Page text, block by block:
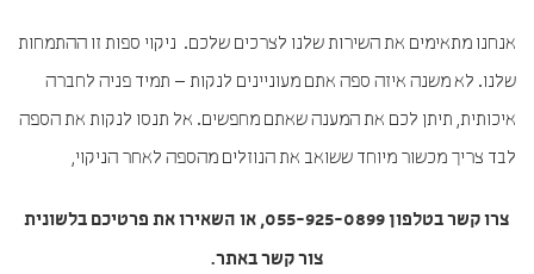
אנחנו מתאימים את השירות שלנו לצרכים שלכם. ניקוי ספות זו ההתמחות
שלנו. לא משנה איזה ספה אתם מעוניינים לנקות – תמיד פניה לחברה
איכותית, תיתן לכם את המענה שאתם מחפשים. אל תנסו לנקות את הספה
לבד צריך מכשור מיוחד ששואב את הנוזלים מהספה לאחר הניקוי,
צרו קשר בטלפון 055-925-0899, או השאירו את פרטיכם בלשונית
צור קשר באתר.